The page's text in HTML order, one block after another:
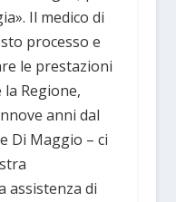
Il medico di
processo e
le prestazioni
Regione,
anni dal
Di Maggio – ci
assistenza di